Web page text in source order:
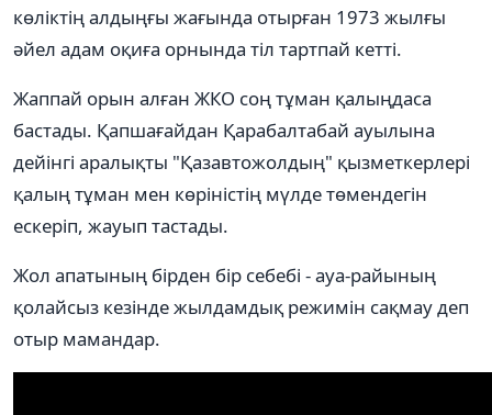
көліктің алдыңғы жағында отырған 1973 жылғы
әйел адам оқиға орнында тіл тартпай кетті.
Жаппай орын алған ЖКО соң тұман қалыңдаса
бастады. Қапшағайдан Қарабалтабай ауылына
дейінгі аралықты "Қазавтожолдың" қызметкерлері
қалың тұман мен көріністің мүлде төмендегін
ескеріп, жауып тастады.
Жол апатының бірден бір себебі - ауа-райының
қолайсыз кезінде жылдамдық режимін сақмау деп
отыр мамандар.